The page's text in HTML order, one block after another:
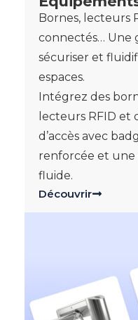
Bornes, lecteurs
connectés… Une
sécuriser et
espaces.
Intégrez des
lecteurs RFID et
d’accès avec
renforcée et
fluide.
Découvrir